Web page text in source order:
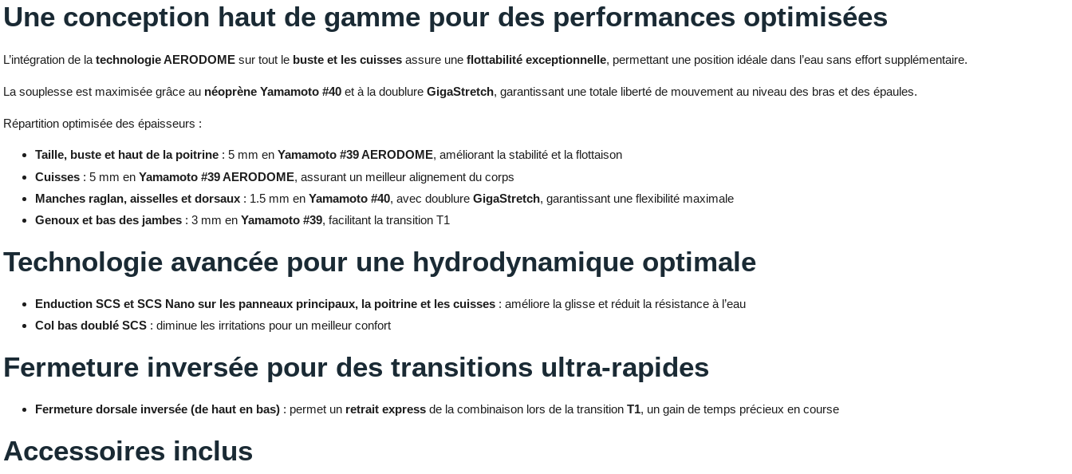
Une conception haut de gamme pour des performances optimisées
L’intégration de la technologie AERODOMEsur tout le buste et les cuissesassure une flottabilité exceptionnelle, permettant une position idéale dans l’eau sans effort supplémentaire.
La souplesse est maximisée grâce au néoprène Yamamoto #40et à la doublure GigaStretch, garantissant une totale liberté de mouvement au niveau des bras et des épaules.
Répartition optimisée des épaisseurs :
Taille, buste et haut de la poitrine: 5 mm en Yamamoto #39 AERODOME, améliorant la stabilité et la flottaison
Cuisses: 5 mm en Yamamoto #39 AERODOME, assurant un meilleur alignement du corps
Manches raglan, aisselles et dorsaux: 1.5 mm en Yamamoto #40, avec doublure GigaStretch, garantissant une flexibilité maximale
Genoux et bas des jambes: 3 mm en Yamamoto #39, facilitant la transition T1
Technologie avancée pour une hydrodynamique optimale
Enduction SCS et SCS Nano sur les panneaux principaux, la poitrine et les cuisses: améliore la glisse et réduit la résistance à l’eau
Col bas doublé SCS: diminue les irritations pour un meilleur confort
Fermeture inversée pour des transitions ultra-rapides
Fermeture dorsale inversée (de haut en bas): permet un retrait expressde la combinaison lors de la transition T1, un gain de temps précieux en course
Accessoires inclus